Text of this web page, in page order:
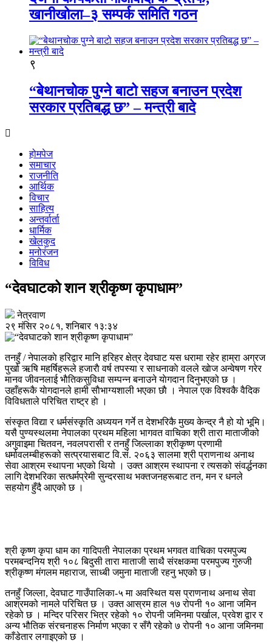
खानीखोला–३ सम्पर्क समिति गठन
९
“बेथानचोक पुग्ने बाटो सहज बनाउन प्रदेश
सरकार प्रतिबद्ध छ” – मन्त्री बादे
होमपेज
समाचार
राजनीति
आर्थिक
विचार
साहित्य
अन्तर्वार्ता
धार्मिक
खेलकुद
मनोरंजन
विविध
“देवघाटको शान श्रीकृष्ण कृपाधाम”
नेत्रवाण
२९ मंसिर २०८१, शनिबार १३:३४
तनहुँ / नेपालकाे हरिद्वार मानि हरिहर क्षेत्र देवघाट यस धरामा रहेर हाम्रा अग्रज
पुर्खा ऋषि महर्षिहरूले हजाराै वर्ष तपस्या र साधनाकाे वलले खाेज अन्वेषण गरेर
मानव जीवनलाई भाैतिकसुविधा सम्पन्न बनाउने याेगदान दिनुभएको छ ।
उहाँहरूकै याेगदानले हामी साैभाग्यशाली भएका छाै । नेपाल एक विश्वकै वैदिक
विविधताले परिचित राष्ट्र हाे ।
संस्कृत विद्या र धर्मसंस्कृति अध्ययन गर्ने त देशभरिकै मुख्य केन्द्र नै हो यो भूमि।
यसै पुण्यस्थलमा नेपालका प्रथम महिला भागवत वाचिका श्री तारा माताजीको
अगुवाइमा चितवन, नवलपरासी र तनहुँ जिल्लाका श्रीकृष्ण प्रणामी
धर्मावलम्बीहरूको सत्प्रयासबाट वि.सं. २०६३ सालमा श्री प्राणनाथ अनाथ
सेवा आश्रम स्थापना भएको थियो । उक्त आश्रम स्थापना र त्यसको संवर्द्धनका
लागि देशभरिका सत्धर्मप्रेमी सुन्दरसाथ भक्तजनहरूबाट तन, मन र धनले
सहयोग हुँदै आएको छ ।
श्री कृष्ण कृपा धाम का गादिपती नेपालका प्रथम भगवत वाचिका परमपुज्य
परमबन्दनिय श्री १०८ बिदुसी तारा माताजी साथै संरक्षकमा परमपुज्य गुरुजी
श्रीकृष्ण मंगलम महाराज, साध्बी जमुना माताजी रहनु भएको छ।
तनहुँ जिल्ला, देवघाट गाउँपालिका-५ मा अवस्थित यस प्राणनाथ अनाथ सेवा
आश्रमको नामले परिचित छ । उक्त आस्रम हाल १७ रोपनी १० आना जमिन
रहेको छ । मन्दिर परिसर भित्र रहेको १० रोपनी जमिनमा पर्खाल, प्रवेश द्वार र
अन्य भौतिक संरचनाहरू निर्माण भएका र सँगै रहेको ७ रोपनी १० आना जमिनमा
काँडेतार लगाइएको छ ।